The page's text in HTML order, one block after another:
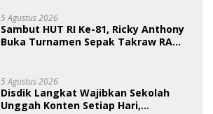
5 Agustus 2026
Sambut HUT RI Ke-81, Ricky Anthony
Buka Turnamen Sepak Takraw RA
5 Agustus 2026
Disdik Langkat Wajibkan Sekolah
Unggah Konten Setiap Hari,